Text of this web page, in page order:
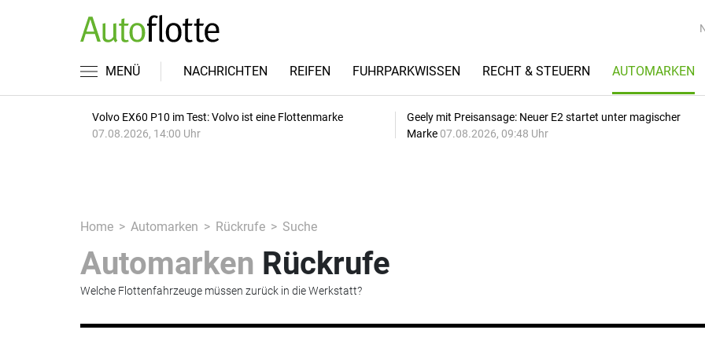
MENÜ NACHRICHTEN REIFEN FUHRPARKWISSEN RECHT & STEUERN AUTOMARKEN
Volvo EX60 P10 im Test: Volvo ist eine Flottenmarke
07.08.2026, 14:00 Uhr
Geely mit Preisansage: Neuer E2 startet unter magischer
Marke 07.08.2026, 09:48 Uhr
Home Automarken Rückrufe Suche
Automarken Rückrufe
Welche Flottenfahrzeuge müssen zurück in die Werkstatt?